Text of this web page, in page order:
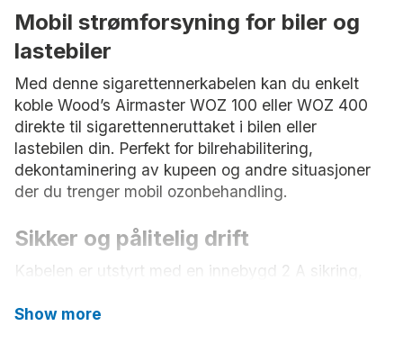
Mobil strømforsyning for biler og
lastebiler
Med denne sigarettennerkabelen kan du enkelt
koble Wood’s Airmaster WOZ 100 eller WOZ 400
direkte til sigarettenneruttaket i bilen eller
lastebilen din. Perfekt for bilrehabilitering,
dekontaminering av kupeen og andre situasjoner
der du trenger mobil ozonbehandling.
Sikker og pålitelig drift
Kabelen er utstyrt med en innebygd 2 A sikring,
bruk.
Show more